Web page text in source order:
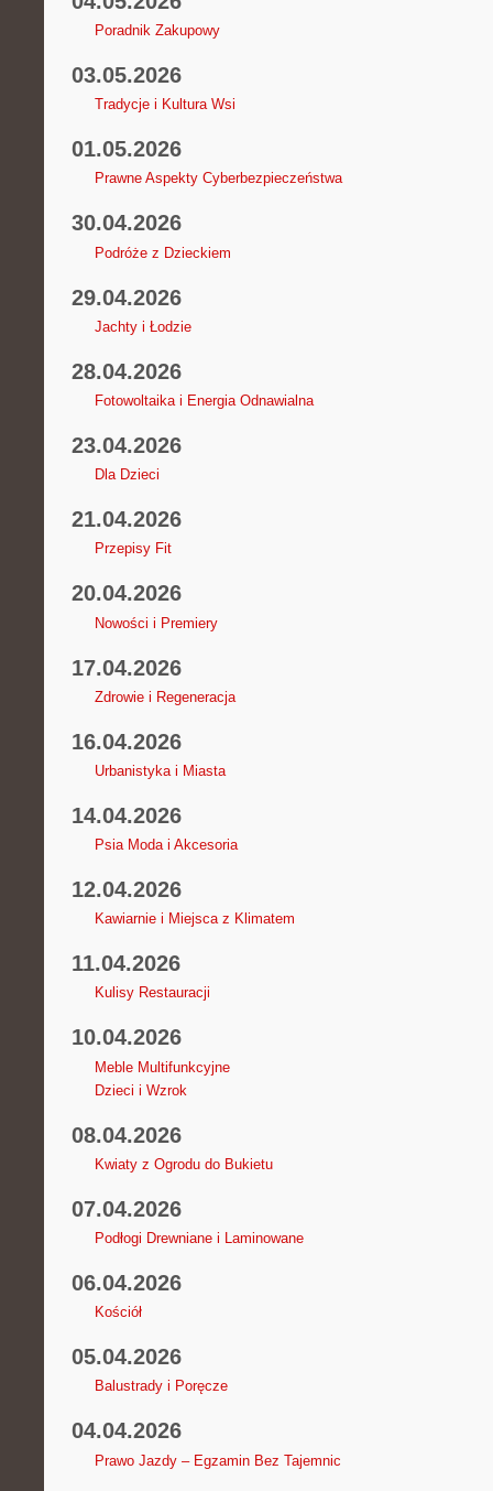
Poradnik Zakupowy
03.05.2026
Tradycje i Kultura Wsi
01.05.2026
Prawne Aspekty Cyberbezpieczeństwa
30.04.2026
Podróże z Dzieckiem
29.04.2026
Jachty i Łodzie
28.04.2026
Fotowoltaika i Energia Odnawialna
23.04.2026
Dla Dzieci
21.04.2026
Przepisy Fit
20.04.2026
Nowości i Premiery
17.04.2026
Zdrowie i Regeneracja
16.04.2026
Urbanistyka i Miasta
14.04.2026
Psia Moda i Akcesoria
12.04.2026
Kawiarnie i Miejsca z Klimatem
11.04.2026
Kulisy Restauracji
10.04.2026
Meble Multifunkcyjne
Dzieci i Wzrok
08.04.2026
Kwiaty z Ogrodu do Bukietu
07.04.2026
Podłogi Drewniane i Laminowane
06.04.2026
Kościół
05.04.2026
Balustrady i Poręcze
04.04.2026
Prawo Jazdy – Egzamin Bez Tajemnic